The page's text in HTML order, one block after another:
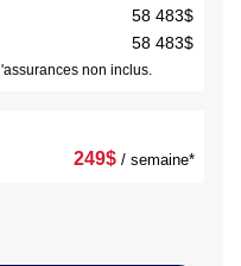
58 483$
58 483$
non inclus.
249$ / semaine*